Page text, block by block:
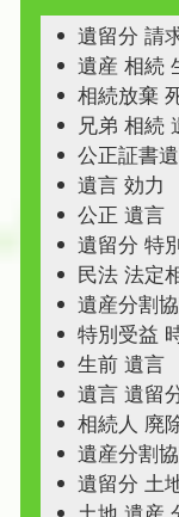
遺留分 請
遺産 相続
相続放棄
兄弟 相続
公正証書
遺言 効力
公正 遺言
遺留分 特
民法 法定
遺産分割
特別受益
生前 遺言
遺言 遺留
相続人 廃
遺産分割
遺留分 土